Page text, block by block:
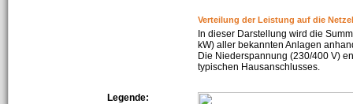
Verteilung der Leistung auf die
In dieser Darstellung wird die
kW) aller bekannten Anlagen
Die Niederspannung (230/400 V)
typischen Hausanschlusses.
Legende: